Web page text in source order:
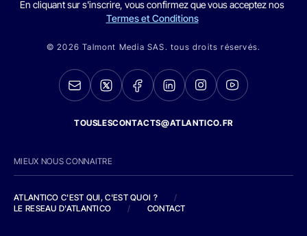
En cliquant sur s'inscrire, vous confirmez que vous acceptez nos
Termes et Conditions
© 2026 Talmont Media SAS. tous droits réservés.
TOUSLESCONTACTS@ATLANTICO.FR
MIEUX NOUS CONNAITRE
ATLANTICO C'EST QUI, C'EST QUOI ?
/
LE RESEAU D'ATLANTICO
/ CONTACT